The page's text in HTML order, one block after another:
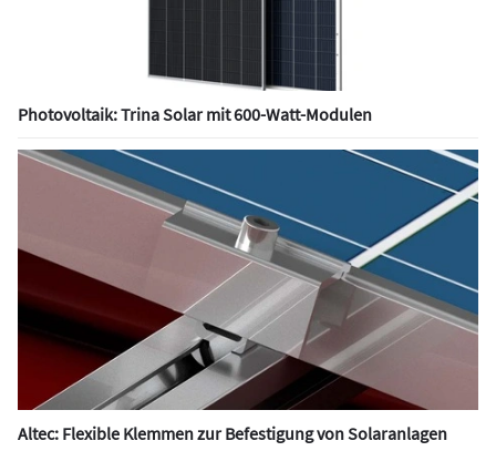
Photovoltaik: Trina Solar mit 600-Watt-Modulen
Altec: Flexible Klemmen zur Befestigung von Solaranlagen